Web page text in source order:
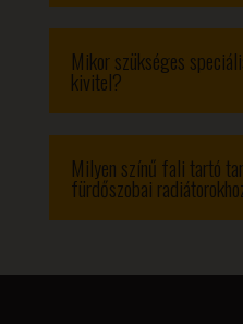
Mikor szükséges
kivitel?
Milyen színű fali tartó
fürdőszobai